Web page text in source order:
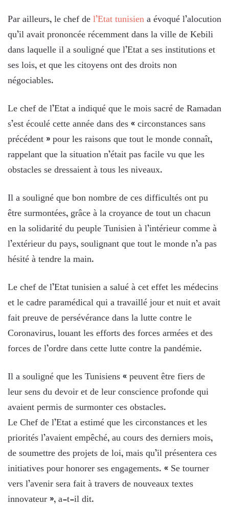
Par ailleurs, le chef del’Etat tunisiena évoqué l’alocution
qu’il avait prononcée récemment dans la ville de Kebili
dans laquelle il a souligné que l’Etat a ses institutions et
ses lois, et que les citoyens ont des droits non
négociables.
Le chef de l’Etat a indiqué que le mois sacré de Ramadan
s’est écoulé cette année dans des « circonstances sans
précédent » pour les raisons que tout le monde connaît,
rappelant que la situation n’était pas facile vu que les
obstacles se dressaient à tous les niveaux.
Il a souligné que bon nombre de ces difficultés ont pu
être surmontées, grâce à la croyance de tout un chacun
en la solidarité du peuple Tunisien à l’intérieur comme à
l’extérieur du pays, soulignant que tout le monde n’a pas
hésité à tendre la main.
Le chef de l’Etat tunisien a salué à cet effet les médecins
et le cadre paramédical qui a travaillé jour et nuit et avait
fait preuve de persévérance dans la lutte contre le
Coronavirus, louant les efforts des forces armées et des
forces de l’ordre dans cette lutte contre la pandémie.
Il a souligné que les Tunisiens « peuvent être fiers de
leur sens du devoir et de leur conscience profonde qui
avaient permis de surmonter ces obstacles.
Le Chef de l’Etat a estimé que les circonstances et les
priorités l’avaient empêché, au cours des derniers mois,
de soumettre des projets de loi, mais qu’il présentera ces
initiatives pour honorer ses engagements. « Se tourner
vers l’avenir sera fait à travers de nouveaux textes
innovateur », a-t-il dit.